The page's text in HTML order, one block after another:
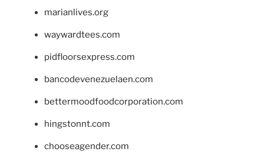
marianlives.org
waywardtees.com
pidfloorsexpress.com
bancodevenezuelaen.com
bettermoodfoodcorporation.com
hingstonnt.com
chooseagender.com